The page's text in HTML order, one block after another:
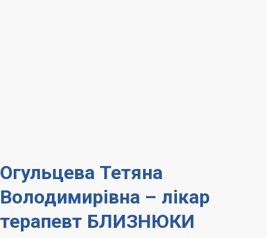
Огульцева Тетяна
Володимирівна – лікар
терапевт БЛИЗНЮКИ